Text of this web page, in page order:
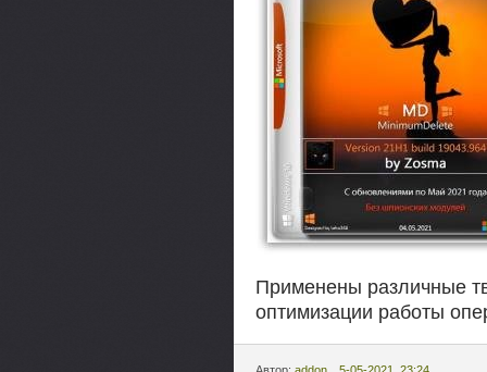
Применены различные
оптимизации работы